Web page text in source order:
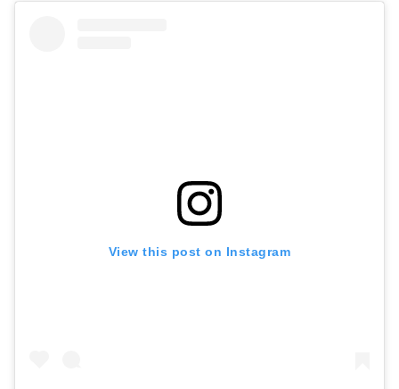
View this post on Instagram